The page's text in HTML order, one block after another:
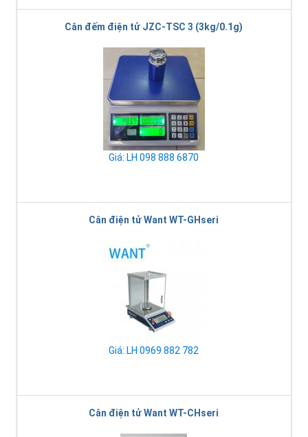
Cân đếm điện tử JZC-TSC 3 (3kg/0.1g)
Giá: LH 098 888 6870
Cân điện tử Want WT-GHseri
Giá: LH 0969 882 782
Cân điện tử Want WT-CHseri